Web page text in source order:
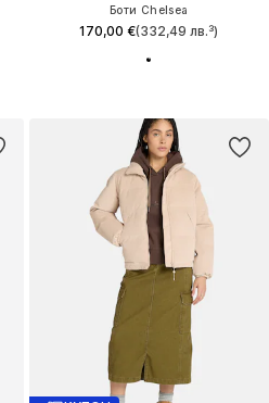
Боти Chelsea
170,00 €(332,49 лв.³)